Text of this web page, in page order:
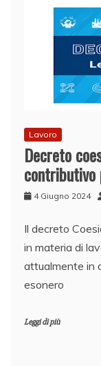
Lavoro
Decreto
contributivo
4 Giugno 2024
Il decreto
in materia di
attualmente in
esonero
Leggi di più